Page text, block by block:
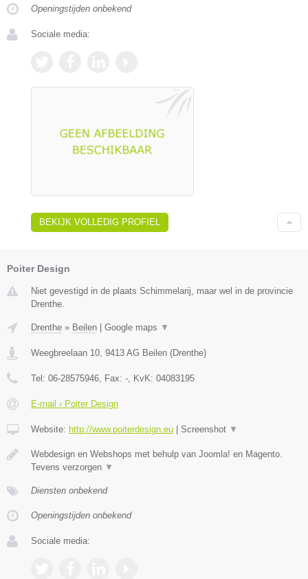
Openingstijden onbekend
Sociale media:
BEKIJK VOLLEDIG PROFIEL
Poiter Design
Niet gevestigd in de plaats Schimmelarij, maar wel in de provincie
Drenthe.
Drenthe » Beilen Google maps ▼
Weegbreelaan 10 9413 AG Beilen (Drenthe)
Tel: 06-28575946 , Fax: - , KvK: 04083195
E-mail › Poiter Design
Website: http://www.poiterdesign.eu Screenshot ▼
Webdesign en Webshops met behulp van Joomla! en Magento.
Tevens verzorgen ▼
Diensten onbekend
Openingstijden onbekend
Sociale media: